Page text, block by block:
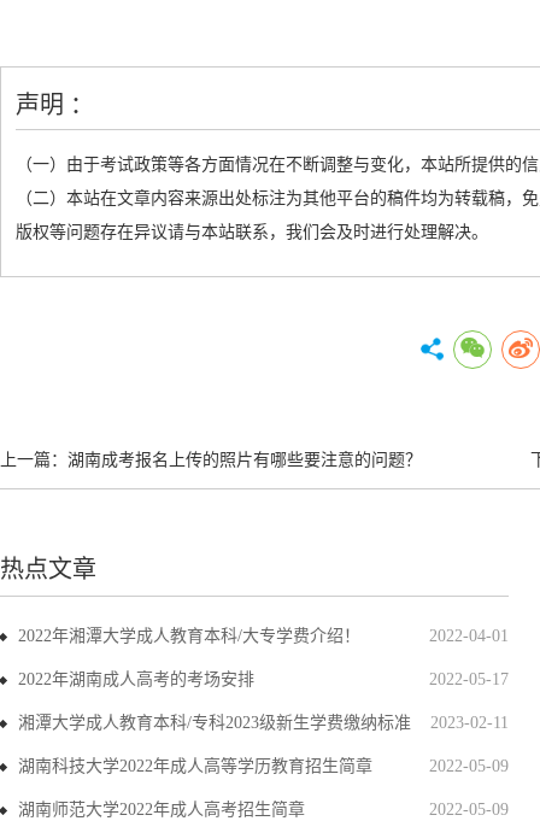
声明 ：
（一）由于考试政策等各方面情况在不断调整与变化，本站所提供的
（二）本站在文章内容来源出处标注为其他平台的稿件均为转载稿
版权等问题存在异议请与本站联系，我们会及时进行处理解决。
上一篇： 湖南成考报名上传的照片有哪些要注意的问题？
热点文章
2022-04-01
2022年湘潭大学成人教育本科/大专学费介绍！
2022-05-17
2022年湖南成人高考的考场安排
2023-02-11
湘潭大学成人教育本科/专科2023级新生学费缴纳标准
2022-05-09
湖南科技大学2022年成人高等学历教育招生简章
2022-05-09
湖南师范大学2022年成人高考招生简章